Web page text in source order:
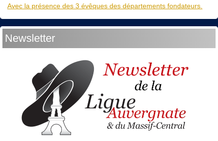
Avec la présence des 3 évêques des départements fondateurs.
Newsletter